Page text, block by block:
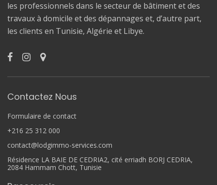
les professionnels dans le secteur de bâtiment et des
travaux à domicile et des dépannages et, d’autre part,
les clients en Tunisie, Algérie et Libye.
Contactez Nous
Formulaire de contact
+216 25 312 000
contact@lodgimmo-services.com
Résidence LA BAIE DE CEDRIA2, cité erriadh BORJ CEDRIA,
2084 Hammam Chott, Tunisie